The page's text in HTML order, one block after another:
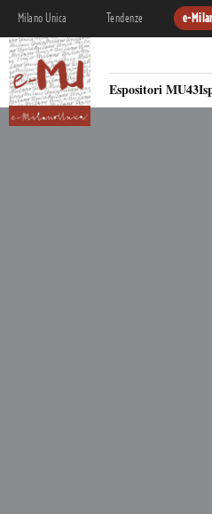
Milano Unica Tendenze e-
Espositori MU43